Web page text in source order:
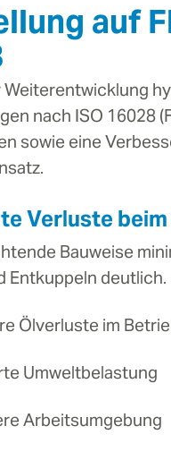
auf
Weiterentwicklung
nach ISO 16028
sowie eine
Verluste
Bauweise
Entkuppeln
Ölverluste im
Umweltbelastung
Arbeitsumgebung